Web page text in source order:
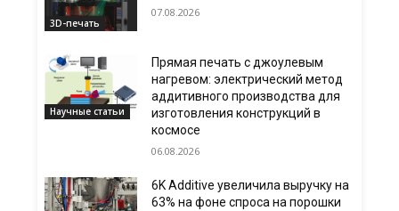
3D-печать
07.08.2026
Научные статьи
Прямая печать с джоулевым
нагревом: электрический метод
аддитивного производства для
изготовления конструкций в
космосе
06.08.2026
6K Additive увеличила выручку на
63% на фоне спроса на порошки